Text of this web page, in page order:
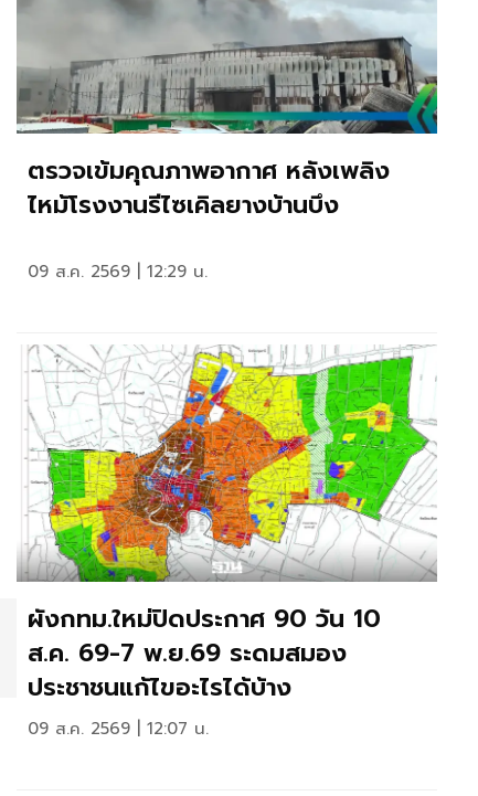
ตรวจเข้มคุณภาพอากาศ หลังเพลิง
ไหม้โรงงานรีไซเคิลยางบ้านบึง
09 ส.ค. 2569 | 12:29 น.
ผังกทม.ใหม่ปิดประกาศ 90 วัน 10
ส.ค. 69-7 พ.ย.69 ระดมสมอง
ประชาชนแก้ไขอะไรได้บ้าง
09 ส.ค. 2569 | 12:07 น.